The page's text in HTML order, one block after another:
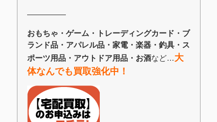
―――――
おもちゃ・ゲーム・トレーディングカード・ブ
ランド品・アパレル品・家電・楽器・釣具・ス
ポーツ用品・アウトドア用品・お酒など…大
体なんでも買取強化中！